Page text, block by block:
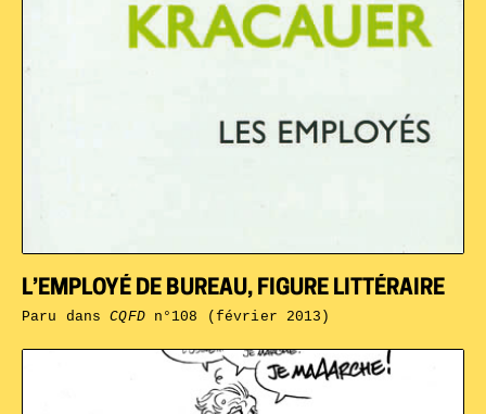
L’EMPLOYÉ DE BUREAU, FIGURE LITTÉRAIRE
Paru dansCQFDn°108 (février 2013)